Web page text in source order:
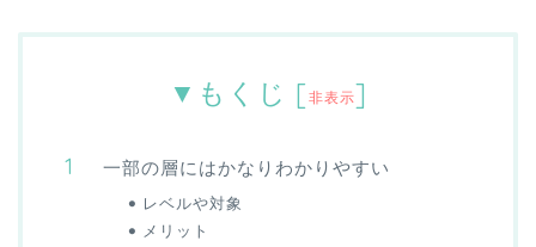
▼もくじ [ 非表示]
一部の層にはかなりわかりやすい
レベルや対象
メリット